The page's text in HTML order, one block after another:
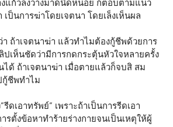
แก้วลงวางมาดนิดหน่อย ก็ตอบตามแนว
ป็นการฆ่าโดยเจตนา โดยเล็งเห็นผล
ถ้าเจตนาฆ่า แล้วทำไมต้องกู้ชีพด้วยการ
ปเห็นชัดว่ามีการกดกระตุ้นหัวใจหลายครั้ง
ด้ ถ้าเจตนาฆ่า เมื่อตายแล้วก็จบสิ สม
กู้ชีพทำไม
ดเอาทรัพย์” เพราะถ้าเป็นการรีดเอา
รตั้งข้อหาทำร้ายร่างกายจนเป็นเหตุให้ผู้